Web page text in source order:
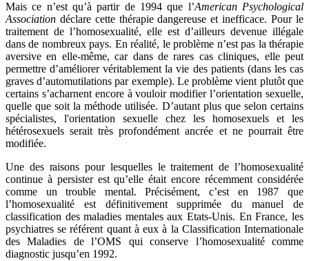
Mais ce n’est qu’à partir de 1994 que l’American Psychological
Association déclare cette thérapie dangereuse et inefficace. Pour le
traitement de l’homosexualité, elle est d’ailleurs devenue illégale
dans de nombreux pays. En réalité, le problème n’est pas la thérapie
aversive en elle-même, car dans de rares cas cliniques, elle peut
permettre d’améliorer véritablement la vie des patients (dans les cas
graves d’automutilations par exemple). Le problème vient plutôt que
certains s’acharnent encore à vouloir modifier l’orientation sexuelle,
quelle que soit la méthode utilisée. D’autant plus que selon certains
spécialistes, l'orientation sexuelle chez les homosexuels et les
hétérosexuels serait très profondément ancrée et ne pourrait être
modifiée.
Une des raisons pour lesquelles le traitement de l’homosexualité
continue à persister est qu’elle était encore récemment considérée
comme un trouble mental. Précisément, c’est en 1987 que
l’homosexualité est définitivement supprimée du manuel de
classification des maladies mentales aux Etats-Unis. En France, les
psychiatres se référent quant à eux à la Classification Internationale
des Maladies de l’OMS qui conserve l’homosexualité comme
diagnostic jusqu’en 1992.